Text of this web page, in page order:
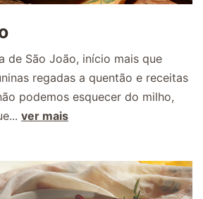
João, início mais que
regadas a quentão e receitas
podemos esquecer do milho,
ver mais